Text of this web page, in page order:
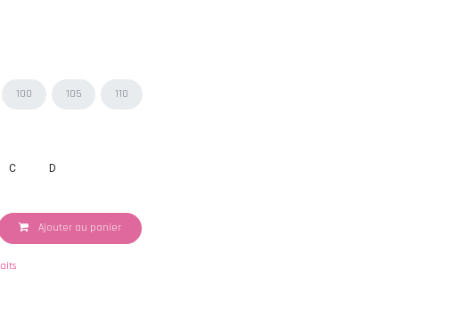
100 105 110
C D
Ajouter au panier